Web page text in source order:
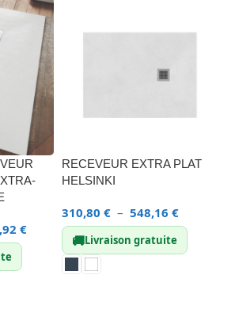
€
RECEVEUR EXTRA PLAT
HELSINKI
310,80 € – 548,16 €
🚚Livraison gratuite